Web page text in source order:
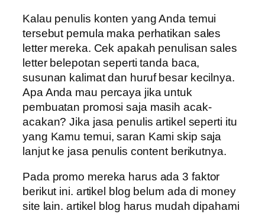
Kalau penulis konten yang Anda temui
tersebut pemula maka perhatikan sales
letter mereka. Cek apakah penulisan sales
letter belepotan seperti tanda baca,
susunan kalimat dan huruf besar kecilnya.
Apa Anda mau percaya jika untuk
pembuatan promosi saja masih acak-
acakan? Jika jasa penulis artikel seperti itu
yang Kamu temui, saran Kami skip saja
lanjut ke jasa penulis content berikutnya.
Pada promo mereka harus ada 3 faktor
berikut ini. artikel blog belum ada di money
site lain. artikel blog harus mudah dipahami